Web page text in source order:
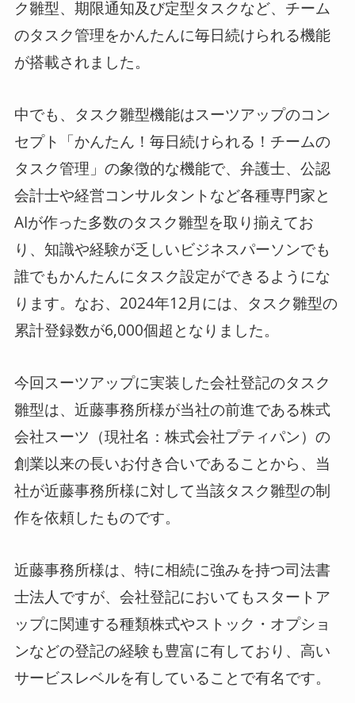
ク雛型、期限通知及び定型タスクなど、チーム
のタスク管理をかんたんに毎日続けられる機能
が搭載されました。
中でも、タスク雛型機能はスーツアップのコン
セプト「かんたん！毎日続けられる！チームの
タスク管理」の象徴的な機能で、弁護士、公認
会計士や経営コンサルタントなど各種専門家と
AIが作った多数のタスク雛型を取り揃えてお
り、知識や経験が乏しいビジネスパーソンでも
誰でもかんたんにタスク設定ができるようにな
ります。なお、2024年12月には、タスク雛型の
累計登録数が6,000個超となりました。
今回スーツアップに実装した会社登記のタスク
雛型は、近藤事務所様が当社の前進である株式
会社スーツ（現社名：株式会社プティパン）の
創業以来の長いお付き合いであることから、当
社が近藤事務所様に対して当該タスク雛型の制
作を依頼したものです。
近藤事務所様は、特に相続に強みを持つ司法書
士法人ですが、会社登記においてもスタートア
ップに関連する種類株式やストック・オプショ
ンなどの登記の経験も豊富に有しており、高い
サービスレベルを有していることで有名です。